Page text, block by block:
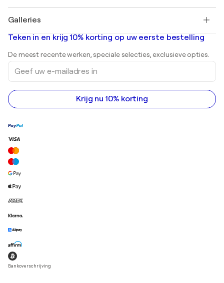
Banksy
Mr. Brainwash
Shepard Fairey
Abstracte schilderijen te koop
Landschapsschilderijen
Beelden
Acrylverfschilderijen
Galleries
Kunstgaleries in Nederland
Teken in en krijg 10% korting op uw eerste bestelling
De meest recente werken, speciale selecties, exclusieve opties.
Geef
uw
e-
mailadres
in
Krijg nu 10% korting
Bankoverschrijving